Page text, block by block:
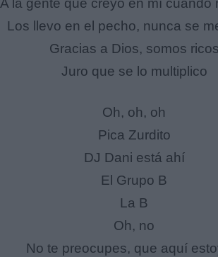
A la gente que creyó en mí cuando
Los llevo en el pecho, nunca se
Gracias a Dios, somos ricos
Juro que se lo multiplico
Oh, oh, oh
Pica Zurdito
DJ Dani está ahí
El Grupo B
La B
Oh, no
No te preocupes, que aquí